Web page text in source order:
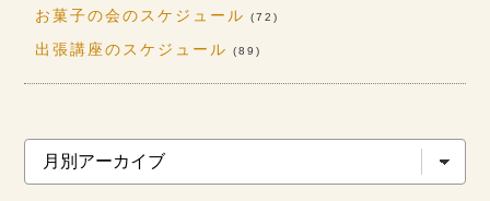
お菓子の会のスケジュール (72)
出張講座のスケジュール (89)